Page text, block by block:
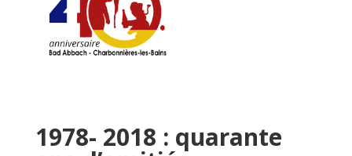
1978- 2018 : quarante